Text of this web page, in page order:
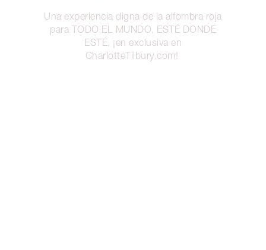
Una experiencia digna de la alfombra roja
para TODO EL MUNDO, ESTÉ DONDE
ESTÉ, ¡en exclusiva en
CharlotteTilbury.com!